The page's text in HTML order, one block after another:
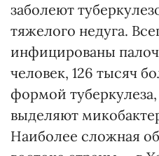
заболеют
тяжелого недуга.
инфицированы
человек, 126 тысяч
формой
выделяют
Наиболее сложная